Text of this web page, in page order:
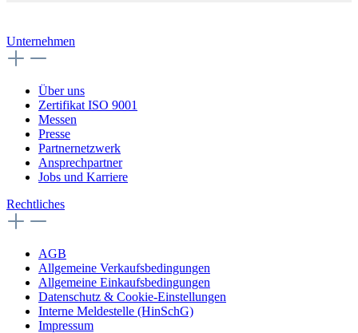
Unternehmen
Über uns
Zertifikat ISO 9001
Messen
Presse
Partnernetzwerk
Ansprechpartner
Jobs und Karriere
Rechtliches
AGB
Allgemeine Verkaufsbedingungen
Allgemeine Einkaufsbedingungen
Datenschutz & Cookie-Einstellungen
Interne Meldestelle (HinSchG)
Impressum